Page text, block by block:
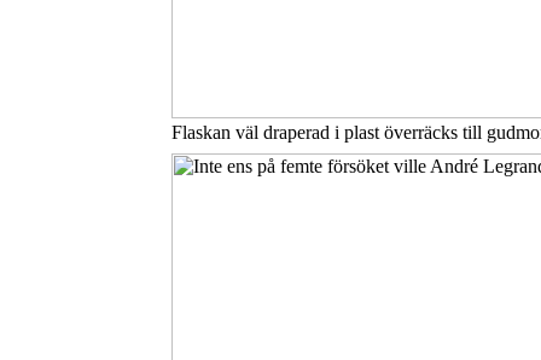
Flaskan väl draperad i plast överräcks till